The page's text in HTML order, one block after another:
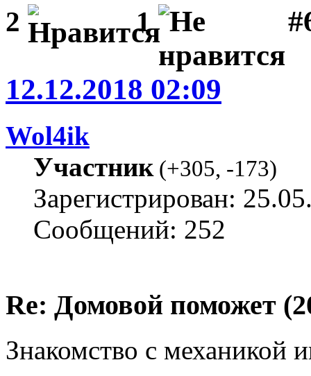
2 1
12.12.2018 02:09
Wol4ik
Участник(+305, -173)
Зарегистрирован:
Сообщений: 252
Re: Домовой поможет
Знакомство с механикой